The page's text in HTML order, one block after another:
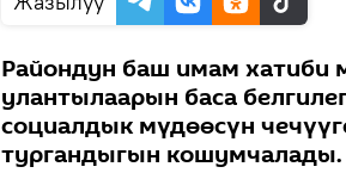
Райондун баш имам
улантылаарын баса
социалдык мүдөөсүн
тургандыгын кошумчалады.